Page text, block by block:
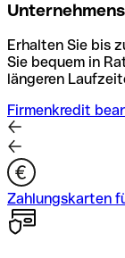
Erhalten Sie bis
Sie bequem in
längeren
Firmenkredit
Zahlungskarten